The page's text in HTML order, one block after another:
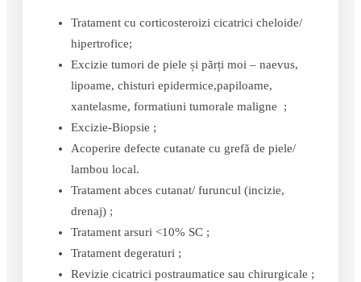
Tratament cu corticosteroizi cicatrici cheloide/
hipertrofice;
Excizie tumori de piele și părți moi – naevus,
lipoame, chisturi epidermice,papiloame,
xantelasme, formatiuni tumorale maligne ;
Excizie-Biopsie ;
Acoperire defecte cutanate cu grefă de piele/
lambou local.
Tratament abces cutanat/ furuncul (incizie,
drenaj) ;
Tratament arsuri <10% SC ;
Tratament degeraturi ;
Revizie cicatrici postraumatice sau chirurgicale ;